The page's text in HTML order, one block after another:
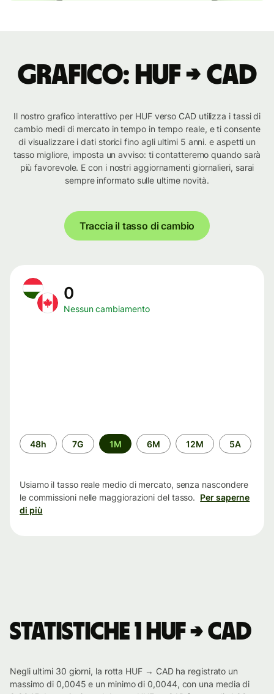
Grafico: HUF → CAD
Il nostro grafico interattivo per HUF verso CAD utilizza i tassi di
cambio medi di mercato in tempo in tempo reale, e ti consente
di visualizzare i dati storici fino agli ultimi 5 anni. e aspetti un
tasso migliore, imposta un avviso: ti contatteremo quando sarà
più favorevole. E con i nostri aggiornamenti giornalieri, sarai
sempre informato sulle ultime novità.
Traccia il tasso di cambio
0
Nessun cambiamento
Periodo
di
48h 7G 1M 6M 12M 5A
Usiamo il tasso reale medio di mercato, senza nascondere
le commissioni nelle maggiorazioni del tasso. Per saperne
di più
Statistiche 1 HUF → CAD
Negli ultimi 30 giorni, la rotta HUF → CAD ha registrato un
massimo di 0,0045 e un minimo di 0,0044, con una media di